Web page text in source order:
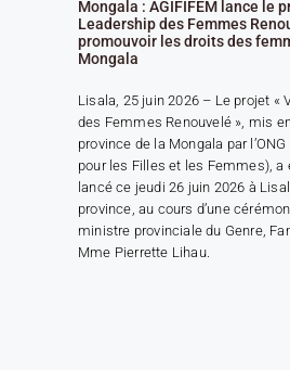
Mongala : AGIFIFEM lance le
Leadership des Femmes
promouvoir les droits des
Mongala
Lisala, 25 juin 2026 – Le projet «
des Femmes Renouvelé », mis
province de la Mongala par l’ONG
pour les Filles et les Femmes),
lancé ce jeudi 26 juin 2026 à
province, au cours d’une
ministre provinciale du Genre,
Mme Pierrette Lihau.